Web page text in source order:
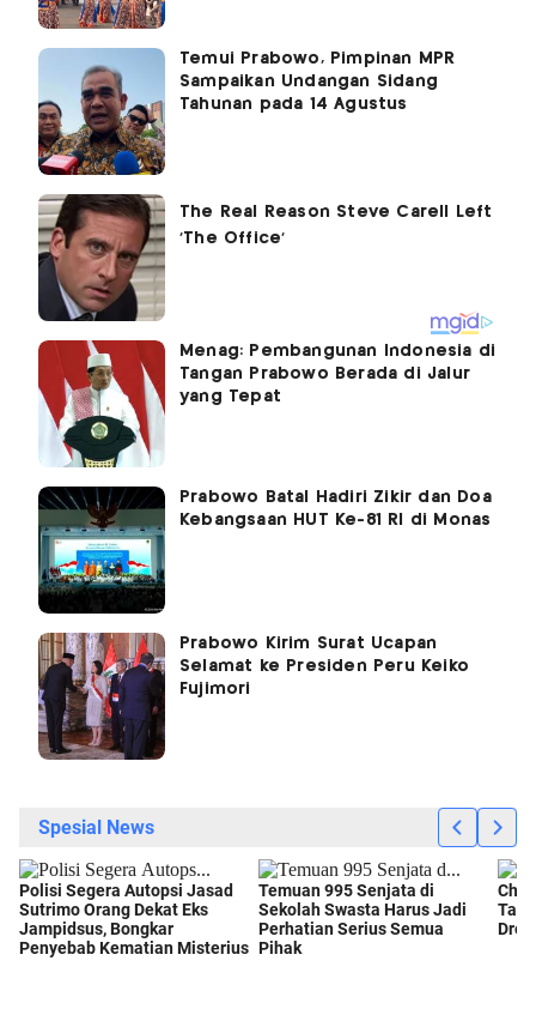
Temui Prabowo, Pimpinan MPR
Sampaikan Undangan Sidang
Tahunan pada 14 Agustus
Menag: Pembangunan Indonesia di
Tangan Prabowo Berada di Jalur
yang Tepat
Prabowo Batal Hadiri Zikir dan Doa
Kebangsaan HUT Ke-81 RI di Monas
Prabowo Kirim Surat Ucapan
Selamat ke Presiden Peru Keiko
Fujimori